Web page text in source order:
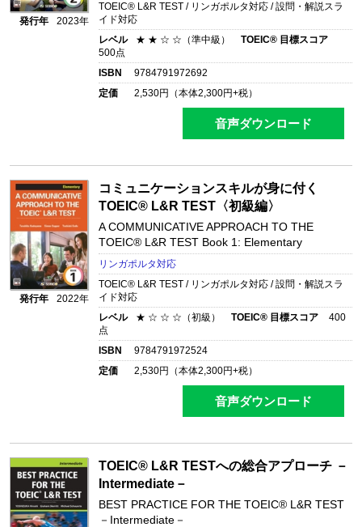
発行年 2023年
TOEIC® L&R TEST / リンガポルタ対応 / 設問・解説スラ
イド対応
レベル
★ ★ ☆ ☆（準中級）
TOEIC® 目標スコア
500点
ISBN
9784791972692
定価
2,530円（本体2,300円+税）
音声ダウンロード
発行年 2022年
コミュニケーションスキルが身に付く
TOEIC® L&R TEST〈初級編〉
A COMMUNICATIVE APPROACH TO THE
TOEIC® L&R TEST Book 1: Elementary
リンガポルタ対応
TOEIC® L&R TEST / リンガポルタ対応 / 設問・解説スラ
イド対応
レベル
★ ☆ ☆ ☆（初級） TOEIC® 目標スコア
400
点
ISBN
9784791972524
定価
2,530円（本体2,300円+税）
音声ダウンロード
TOEIC® L&R TESTへの総合アプローチ －
Intermediate－
BEST PRACTICE FOR THE TOEIC® L&R TEST
－Intermediate－